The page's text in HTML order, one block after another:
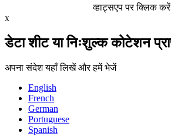
व्हाट्सएप पर क्लिक करें
x
डेटा शीट या निःशुल्क कोटेशन
अपना संदेश यहाँ लिखें और हमें भेजें
English
French
German
Portuguese
Spanish